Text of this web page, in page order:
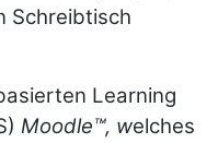
Schreibtisch
Learning
Moodle™, welches